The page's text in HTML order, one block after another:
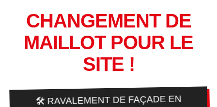
CHANGEMENT DE
MAILLOT POUR LE
SITE !
🛠️ RAVALEMENT DE FAÇADE EN